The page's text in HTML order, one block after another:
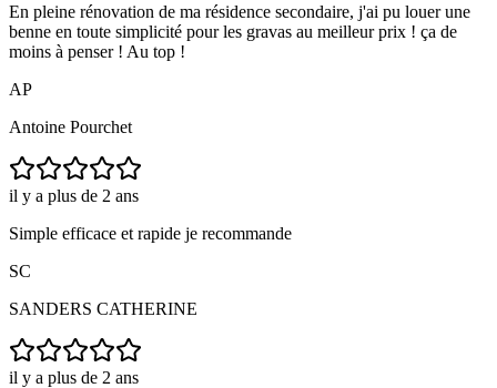
En pleine rénovation de ma résidence secondaire, j'ai pu louer une
benne en toute simplicité pour les gravas au meilleur prix ! ça de
moins à penser ! Au top !
AP
Antoine Pourchet
il y a plus de 2 ans
Simple efficace et rapide je recommande
SC
SANDERS CATHERINE
il y a plus de 2 ans